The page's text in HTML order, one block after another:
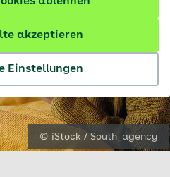
Einstellungen
akzeptieren
© iStock / South_agency